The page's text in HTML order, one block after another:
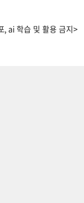
, ai 학습 및 활용 금지>